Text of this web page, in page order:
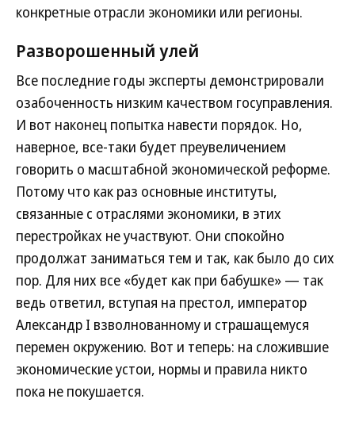
конкретные отрасли экономики или регионы.
Разворошенный улей
Все последние годы эксперты демонстрировали
озабоченность низким качеством госуправления.
И вот наконец попытка навести порядок. Но,
наверное, все-таки будет преувеличением
говорить о масштабной экономической реформе.
Потому что как раз основные институты,
связанные с отраслями экономики, в этих
перестройках не участвуют. Они спокойно
продолжат заниматься тем и так, как было до сих
пор. Для них все «будет как при бабушке» — так
ведь ответил, вступая на престол, император
Александр I взволнованному и страшащемуся
перемен окружению. Вот и теперь: на сложившие
экономические устои, нормы и правила никто
пока не покушается.